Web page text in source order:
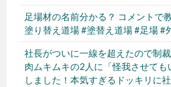
足場材の名前分かる？ コメントで
塗り替え道場 #塗替え道場 #足場 #
社長がついに一線を超えたので制
肉ムキムキの2人に「怪我させても
しました！本気すぎるドッキリに